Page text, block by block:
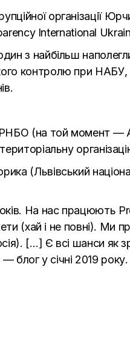
організації
International
з найбільш
контролю при
(на той момент —
(Львівський
На нас працюють
(хай і не повні).
[…] Є всі шанси як
— блогу січні 2019 року.